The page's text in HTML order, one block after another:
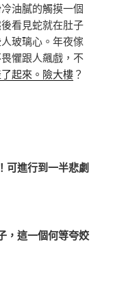
油膩的觸摸一個
看見蛇就在肚子
玻璃心。年夜傢
懼跟人飆戲，不
起來。險大樓？
可進行到一半悲劇
，這一個何等夸姣